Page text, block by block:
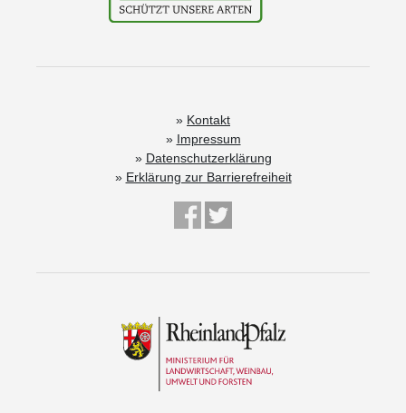
Kontakt
Impressum
Datenschutzerklärung
Erklärung zur Barrierefreiheit